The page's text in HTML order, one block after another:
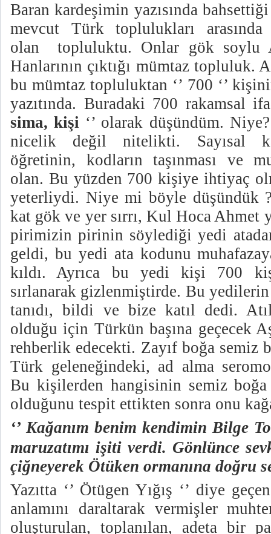
Baran kardeşimin yazısında
mevcut Türk toplulukları
olan
topluluktu. Onlar gök soylu
Hanlarının çıktığı mümtaz topluluk.
bu mümtaz topluluktan ‘’ 700 ‘’
yazıtında. Buradaki 700 rakamsal
sima, kişi ‘’ olarak düşündüm.
nicelik değil nitelikti. Sayısal
öğretinin, kodların taşınması ve
olan. Bu yüzden 700 kişiye ihtiyaç
yeterliydi. Niye mi böyle düşündük
kat gök ve yer sırrı, Kul Hoca Ahmet
pirimizin pirinin söylediği yedi
geldi, bu yedi ata kodunu
kıldı. Ayrıca bu yedi kişi 700
sırlanarak gizlenmiştirde. Bu
tanıdı, bildi ve bize katıl dedi.
olduğu için Türkün başına geçecek
rehberlik edecekti. Zayıf boğa semiz
Türk geleneğindeki, ad alma
Bu kişilerden hangisinin semiz
olduğunu tespit ettikten sonra onu
‘’ Kağanım benim kendimin Bilge
maruzatımı işiti verdi. Gönlünce
çiğneyerek Ötüken ormanına doğru
Yazıtta ‘’ Ötügen Yığış ‘’ diye
anlamını daraltarak vermişler
oluşturulan, toplanılan, adeta bir